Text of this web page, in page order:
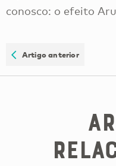
conosco: o efeito
Artigo anterior